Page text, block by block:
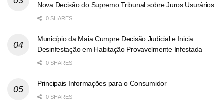
Nova Decisão do Supremo Tribunal sobre Juros Usurários
0 SHARES
Município da Maia Cumpre Decisão Judicial e Inicia
Desinfestação em Habitação Provavelmente Infestada
0 SHARES
Principais Informações para o Consumidor
0 SHARES